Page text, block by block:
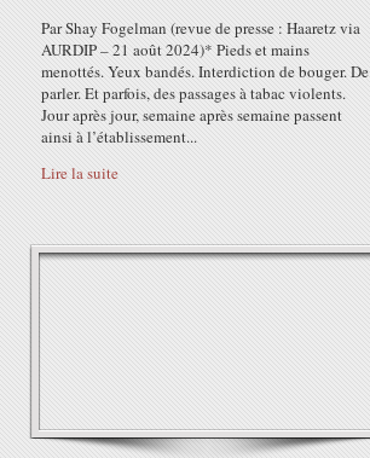
Par Shay Fogelman (revue de presse : Haaretz via
AURDIP – 21 août 2024)* Pieds et mains
menottés. Yeux bandés. Interdiction de bouger. De
parler. Et parfois, des passages à tabac violents.
Jour après jour, semaine après semaine passent
ainsi à l’établissement...
Lire la suite